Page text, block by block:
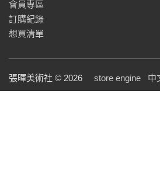
會員專區
訂購紀錄
想買清單
張暉美術社 © 2026 store engine 中